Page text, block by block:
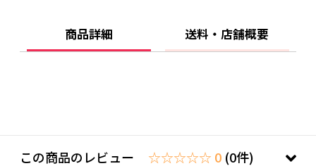
部に大豆を含む)
■保存方法：要冷凍(-18°C以下)で保存してくだ
■サイズ(mm)：145×110×25
商品詳細 送料・店舗概要
この商品のレビュー ☆☆☆☆☆ 0 (0件)